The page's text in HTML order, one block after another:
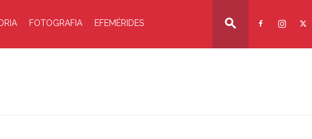
FOTOGRAFIA EFEMÉRIDES